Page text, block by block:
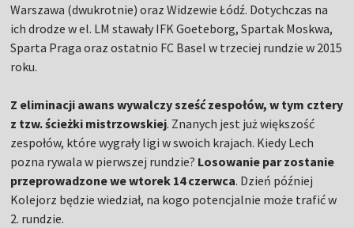
Warszawa (dwukrotnie) oraz Widzewie Łódź. Dotychczas na
ich drodze w el. LM stawały IFK Goeteborg, Spartak Moskwa,
Sparta Praga oraz ostatnio FC Basel w trzeciej rundzie w 2015
roku.
Z eliminacji awans wywalczy sześć zespołów, w tym cztery
z tzw. ścieżki mistrzowskiej. Znanych jest już większość
zespołów, które wygrały ligi w swoich krajach. Kiedy Lech
pozna rywala w pierwszej rundzie? Losowanie par zostanie
przeprowadzone we wtorek 14 czerwca. Dzień później
Kolejorz będzie wiedział, na kogo potencjalnie może trafić w
2. rundzie.